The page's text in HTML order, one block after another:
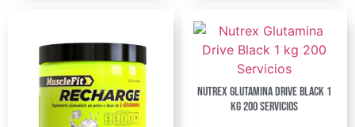
Nutrex Glutamina Drive Black 1
kg 200 Servicios